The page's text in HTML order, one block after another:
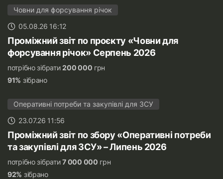
Човни для форсування річок
05.08.26 16:12
Проміжний звіт по проєкту «Човни для
форсування річок» Серпень 2026
потрібно зібрати200 000 грн
91% зібрано
Оперативні потреби та закупівлі для ЗСУ
23.07.26 11:56
Проміжний звіт по збору «Оперативні потреби
та закупівлі для ЗСУ» – Липень 2026
потрібно зібрати7 000 000 грн
92% зібрано